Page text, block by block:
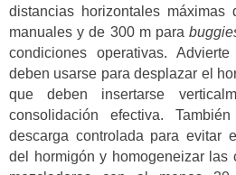
distancias horizontales
manuales y de 300 m para
condiciones operativas.
deben usarse para desplazar el
que deben insertarse
consolidación efectiva.
descarga controlada para evitar
del hormigón y homogeneizar las